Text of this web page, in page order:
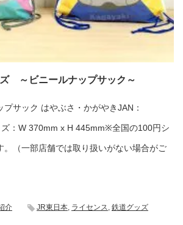
～ビニールナップサック～
サック はやぶさ・かがやきJAN：
：W 370mm x H 445mm※全国の100円シ
。（一部店舗では取り扱いがない場合がご
介 JR東日本, ライセンス, 鉄道グッズ